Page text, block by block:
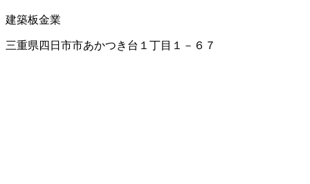
建築板金業
三重県四日市市あかつき台１丁目１－６７